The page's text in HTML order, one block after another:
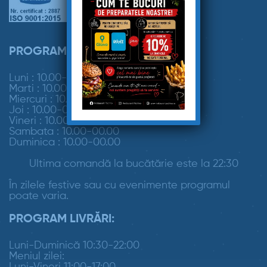
PROGRAM RESTAURANT:
Luni : 10.00-00.00
Marti : 10.00-00.00
Miercuri : 10.00-00.00
Joi : 10.00-00.00
Vineri : 10.00-00.00
Sambata : 10.00-00.00
Duminica : 10.00-00.00
Ultima comandă la bucătărie este la 22:30
În zilele festive sau cu evenimente programul
poate varia.
PROGRAM LIVRĂRI:
Luni-Duminică 10:30-22:00
Meniul zilei: